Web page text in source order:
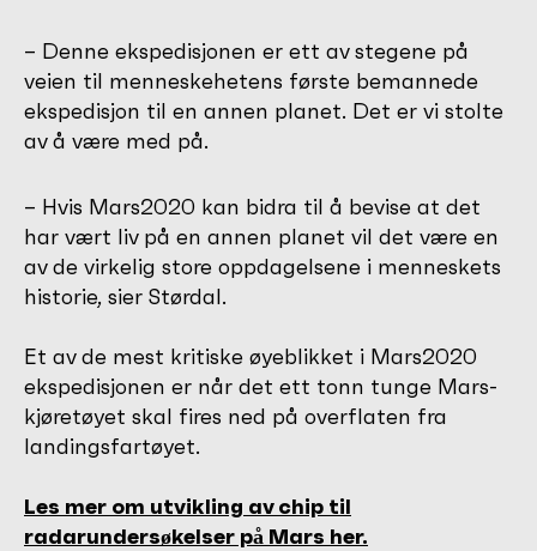
– Denne ekspedisjonen er ett av stegene på
veien til menneskehetens første bemannede
ekspedisjon til en annen planet. Det er vi stolte
av å være med på.
– Hvis Mars2020 kan bidra til å bevise at det
har vært liv på en annen planet vil det være en
av de virkelig store oppdagelsene i menneskets
historie, sier Størdal.
Et av de mest kritiske øyeblikket i Mars2020
ekspedisjonen er når det ett tonn tunge Mars-
kjøretøyet skal fires ned på overflaten fra
landingsfartøyet.
Les mer om utvikling av chip til
radarundersøkelser på Mars her.